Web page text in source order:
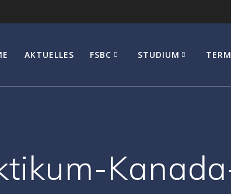
AKTUELLES FSBC STUDIUM